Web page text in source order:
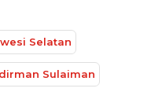
Selatan
Sulaiman